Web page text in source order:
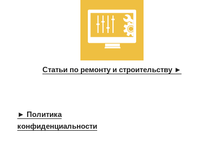
Статьи по ремонту и строительству ►
► Политика
конфиденциальности